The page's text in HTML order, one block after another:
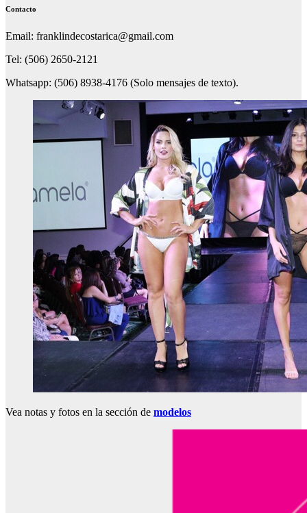
Contacto
Email: franklindecostarica@gmail.com
Tel: (506) 2650-2121
Whatsapp: (506) 8938-4176 (Solo mensajes de texto).
Vea notas y fotos en la sección de modelos